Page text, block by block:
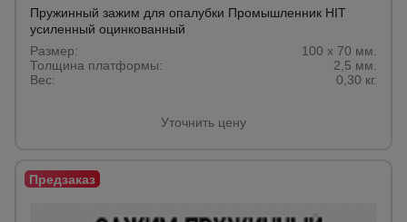
Пружинный зажим для опалубки Промышленник HIT
усиленный оцинкованный
Размер:
100 х 70 мм.
Толщина платформы:
2,5 мм.
Вес:
0,30 кг.
Уточнить цену